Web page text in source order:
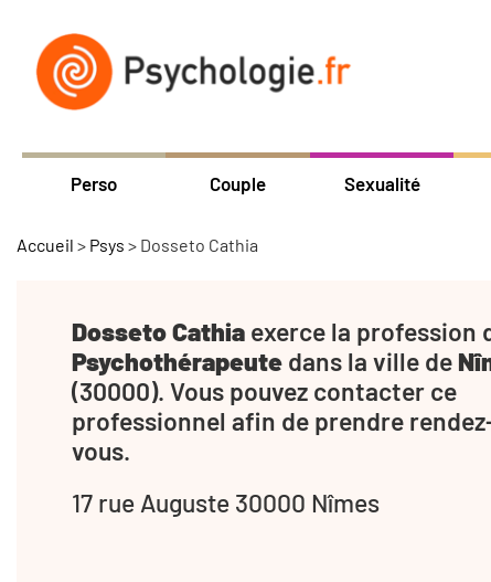
Perso Couple Sexualité
Accueil > Psys > Dosseto Cathia
Dosseto Cathia exerce la profession
Psychothérapeute dans la ville de
(30000). Vous pouvez contacter ce
professionnel afin de prendre
vous.
17 rue Auguste 30000 Nîmes